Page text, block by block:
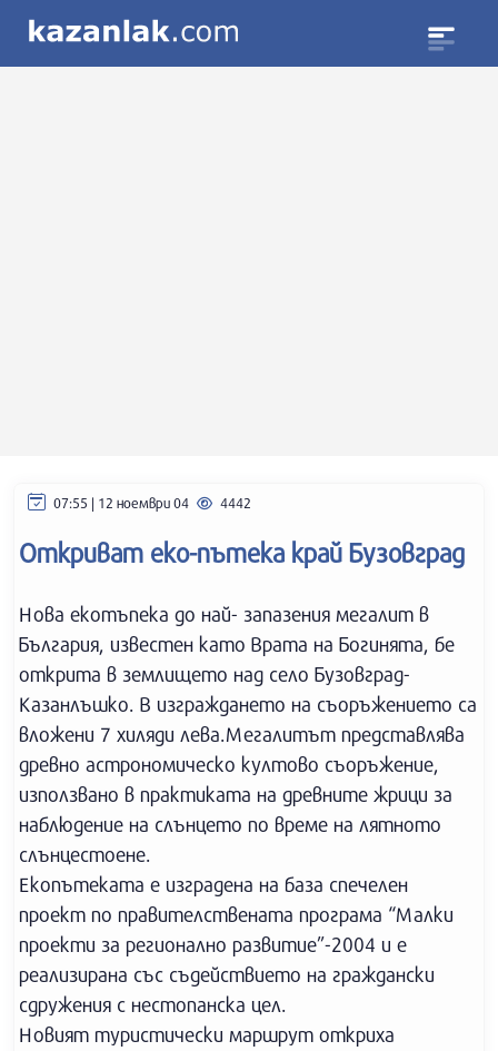
07:55 | 12 ноември 04 4442
Откриват еко-пътека край Бузовград
Нова екотъпека до най- запазения мегалит в
България, известен като Врата на Богинята, бе
открита в землището над село Бузовград-
Казанлъшко. В изграждането на съоръжението са
вложени 7 хиляди лева.Мегалитът представлява
древно астрономическо култово съоръжение,
използвано в практиката на древните жрици за
наблюдение на слънцето по време на лятното
слънцестоене.
Екопътеката е изградена на база спечелен
проект по правителствената програма “Малки
проекти за регионално развитие”-2004 и е
реализирана със съдействието на граждански
сдружения с нестопанска цел.
Новият туристически маршрут откриха